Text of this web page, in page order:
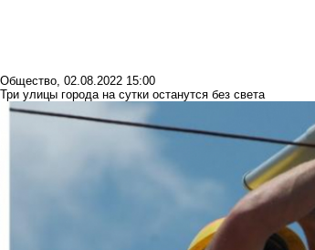
Общество, 02.08.2022 15:00
Три улицы города на сутки останутся без света